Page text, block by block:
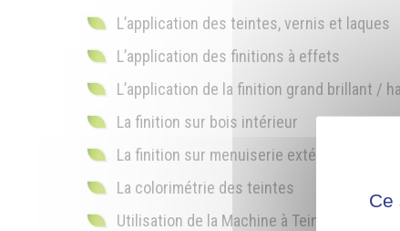
L’application des teintes, vernis et laques
L’application des finitions à effets
L’application de la finition grand brillant /
La finition sur bois intérieur
La finition sur menuiserie extérieure
La colorimétrie des teintes
Utilisation de la Machine à Teinter
Ce